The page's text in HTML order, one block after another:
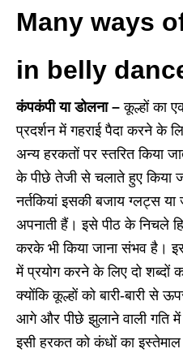
Many ways
in belly
कंपकंपी या डोलना – कूल्हों का
प्रदर्शन में गहराई पैदा करने के
अन्य हरकतों पर स्तरित किया
के पीछे तेजी से चलाते हुए किया
नर्तकियां इसकी बजाय ग्लट्स या
अपनाती हैं। इसे पीठ के निचले
करके भी किया जाना संभव है।
में प्रयोग करने के लिए दो शब्दों
क्योंकि कूल्हों को बारी-बारी से
आगे और पीछे झुलाने वाली गति
इसी हरकत को कंधों का